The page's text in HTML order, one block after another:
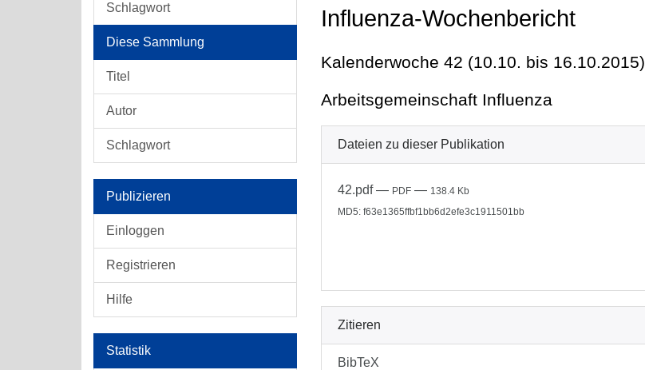
Schlagwort
Diese Sammlung
Titel
Autor
Schlagwort
Publizieren
Einloggen
Registrieren
Hilfe
Statistik
Influenza-Wochenbericht
Kalenderwoche 42 (10.10. bis 16.10.2015)
Arbeitsgemeinschaft Influenza
Dateien zu dieser Publikation
42.pdf— PDF — 138.4 Kb
MD5: f63e1365ffbf1bb6d2efe3c1911501bb
Zitieren
BibTeX